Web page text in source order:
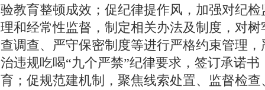
验教育整顿成效；促纪律提作风，加强对纪
理和经常性监督，制定相关办法及制度，对
查调查、严守保密制度等进行严格约束管理
治违规吃喝“九个严禁”纪律要求，签订承诺
育；促规范建机制，聚焦线索处置、监督检